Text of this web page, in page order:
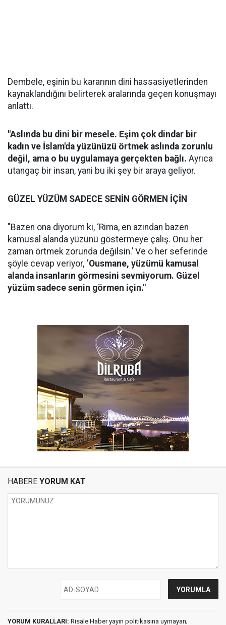
Dembele, eşinin bu kararının dini hassasiyetlerinden
kaynaklandığını belirterek aralarında geçen konuşmayı
anlattı.
"Aslında bu dini bir mesele. Eşim çok dindar bir
kadın ve İslam'da yüzünüzü örtmek aslında zorunlu
değil, ama o bu uygulamaya gerçekten bağlı. Ayrıca
utangaç bir insan, yani bu iki şey bir araya geliyor.
GÜZEL YÜZÜM SADECE SENİN GÖRMEN İÇİN
"Bazen ona diyorum ki, ‘Rima, en azından bazen
kamusal alanda yüzünü göstermeye çalış. Onu her
zaman örtmek zorunda değilsin.’ Ve o her seferinde
şöyle cevap veriyor, ‘Ousmane, yüzümü kamusal
alanda insanların görmesini sevmiyorum. Güzel
yüzüm sadece senin görmen için."
HABERE YORUM KAT
YORUM KURALLARI: Risale Haber yayın politikasına uymayan;